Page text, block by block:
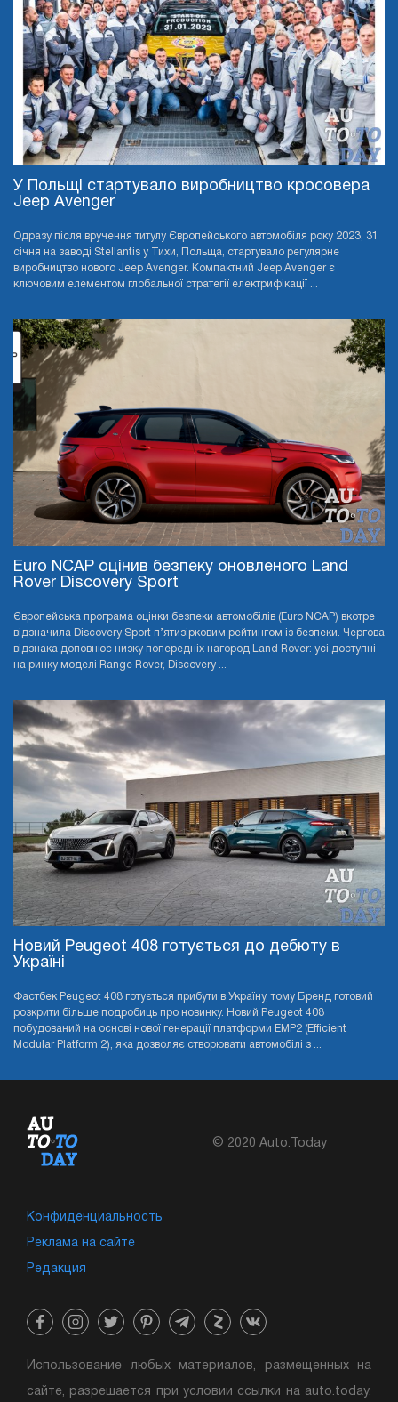
У Польщі стартувало виробництво кросовера
Jeep Avenger
Одразу після вручення титулу Європейського автомобіля року 2023, 31
січня на заводі Stellantis у Тихи, Польща, стартувало регулярне
виробництво нового Jeep Avenger. Компактний Jeep Avenger є
ключовим елементом глобальної стратегії електрифікації ...
Euro NCAP оцінив безпеку оновленого Land
Rover Discovery Sport
Європейська програма оцінки безпеки автомобілів (Euro NCAP) вкотре
відзначила Discovery Sport п’ятизірковим рейтингом із безпеки. Чергова
відзнака доповнює низку попередніх нагород Land Rover: усі доступні
на ринку моделі Range Rover, Discovery ...
Новий Peugeot 408 готується до дебюту в
Україні
Фастбек Peugeot 408 готується прибути в Україну, тому Бренд готовий
розкрити більше подробиць про новинку. Новий Peugeot 408
побудований на основі нової генерації платформи EMP2 (Efficient
Modular Platform 2), яка дозволяє створювати автомобілі з ...
© 2020 Auto.Today
Конфиденциальность
Реклама на сайте
Редакция
Использование любых материалов, размещенных на
сайте, разрешается при условии ссылки на auto.today.